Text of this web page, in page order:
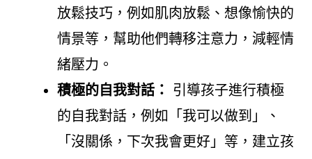
放鬆技巧，例如肌肉放鬆、想像愉快的
情景等，幫助他們轉移注意力，減輕情
緒壓力。
積極的自我對話：
引導孩子進行積極
的自我對話，例如「我可以做到」、
「沒關係，下次我會更好」等，建立孩